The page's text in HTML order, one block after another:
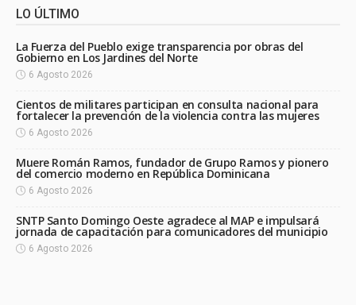
LO ÚLTIMO
La Fuerza del Pueblo exige transparencia por obras del
Gobierno en Los Jardines del Norte
6 Agosto 2026
Cientos de militares participan en consulta nacional para
fortalecer la prevención de la violencia contra las mujeres
6 Agosto 2026
Muere Román Ramos, fundador de Grupo Ramos y pionero
del comercio moderno en República Dominicana
6 Agosto 2026
SNTP Santo Domingo Oeste agradece al MAP e impulsará
jornada de capacitación para comunicadores del municipio
6 Agosto 2026